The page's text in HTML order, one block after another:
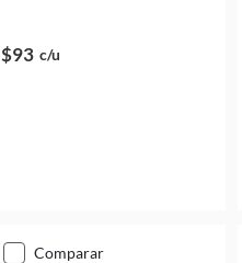
$93 c/u
comparar